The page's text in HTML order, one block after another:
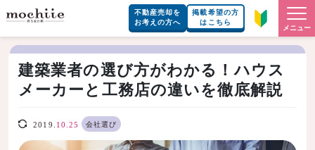
不動産売却を
お考えの方へ
掲載希望の方
はこちら
メニュー
建築業者の選び方がわかる！ハウス
メーカーと工務店の違いを徹底解説
2019. 10.25 会社選び